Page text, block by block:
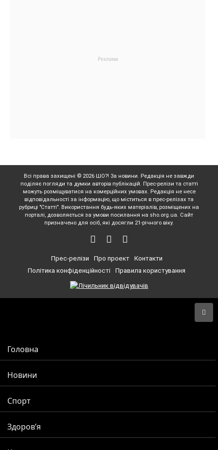
Всі права захищені © 2026 ШО?! За новини. Редакція не завжди
поділяє погляди та думки авторів публікацій. Прес-релізи та статті
можуть розміщуватися на комерційних умовах. Редакція не несе
відповідальності за інформацію, що міститься в прес-релізах та
рубриці "Статті". Використання будь-яких матеріалів, розміщених на
порталі, дозволяється за умови посилання на sho.org.ua. Сайт
призначено для осіб, які досягли 21-річного віку.
Прес-релізи Про проект
Контакти
Політика конфіденційності
Правила користування
Головна
Новини
Спорт
Здоров’я